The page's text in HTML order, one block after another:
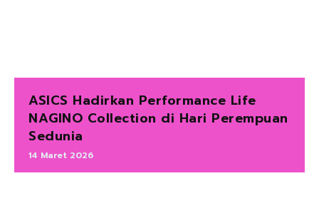
ASICS Hadirkan Performance Life
NAGINO Collection di Hari Perempuan
Sedunia
14 Maret 2026